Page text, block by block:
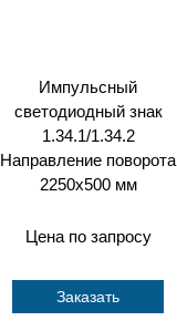
Импульсный
светодиодный знак
1.34.1/1.34.2
Направление поворота
2250x500 мм
Цена по запросу
Заказать